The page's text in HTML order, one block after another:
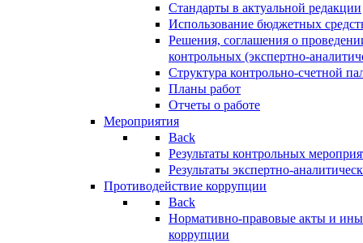
Стандарты в актуальной редакции
Использование бюджетных
Решения, соглашения о
контрольных (экспертно-
Структура контрольно-счетной
Планы работ
Отчеты о работе
Мероприятия
Back
Результаты контрольных
Результаты экспертно-
Противодействие коррупции
Back
Нормативно-правовые акты и
коррупции